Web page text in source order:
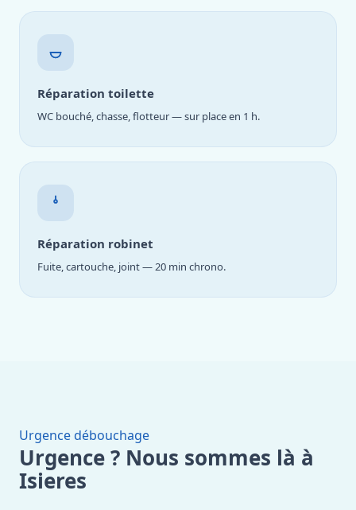
Réparation toilette
WC bouché, chasse, flotteur — sur place en 1 h.
Réparation robinet
Fuite, cartouche, joint — 20 min chrono.
Urgence débouchage
Urgence ? Nous sommes là à
Isieres